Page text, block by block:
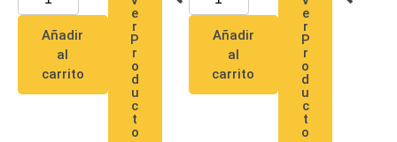
Añadir
al
carrito
e
r
P
r
o
d
u
c
t
o
Añadir
al
carrito
e
r
P
r
o
d
u
c
t
o